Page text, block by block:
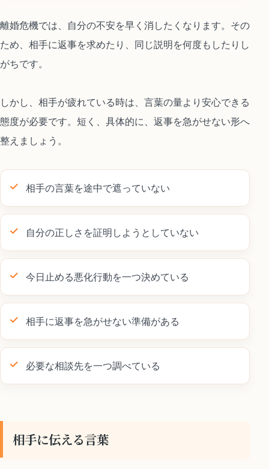
離婚危機では、自分の不安を早く消したくなります。その
ため、相手に返事を求めたり、同じ説明を何度もしたりし
がちです。
しかし、相手が疲れている時は、言葉の量より安心できる
態度が必要です。短く、具体的に、返事を急がせない形へ
整えましょう。
相手の言葉を途中で遮っていない
自分の正しさを証明しようとしていない
今日止める悪化行動を一つ決めている
相手に返事を急がせない準備がある
必要な相談先を一つ調べている
相手に伝える言葉